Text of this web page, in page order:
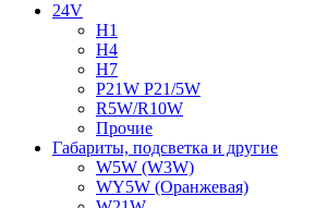
24V
H1
H4
H7
P21W P21/5W
R5W/R10W
Прочие
Габариты, подсветка и другие
W5W (W3W)
WY5W (Оранжевая)